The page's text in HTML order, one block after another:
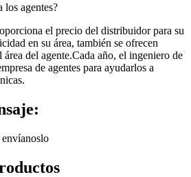
los agentes?
el precio del distribuidor para su
en su área, también se ofrecen
del agente.Cada año, el ingeniero de
de agentes para ayudarlos a